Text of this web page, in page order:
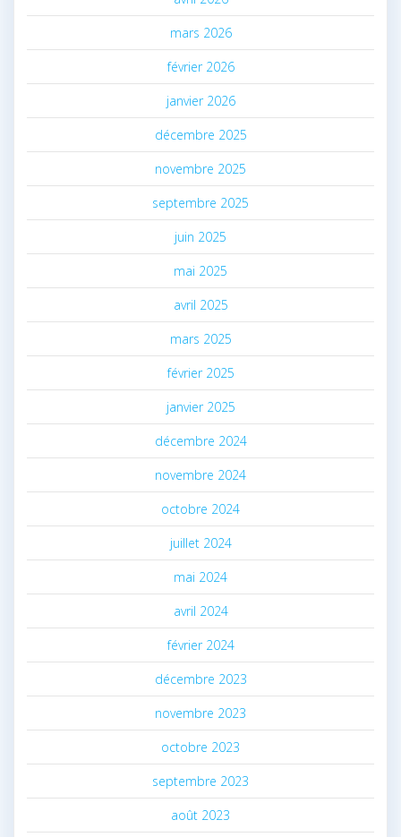
mars 2026
février 2026
janvier 2026
décembre 2025
novembre 2025
septembre 2025
juin 2025
mai 2025
avril 2025
mars 2025
février 2025
janvier 2025
décembre 2024
novembre 2024
octobre 2024
juillet 2024
mai 2024
avril 2024
février 2024
décembre 2023
novembre 2023
octobre 2023
septembre 2023
août 2023